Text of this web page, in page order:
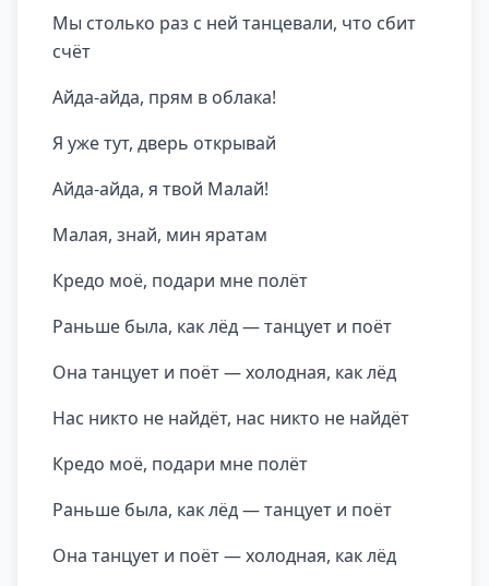
Мы столько раз с ней танцевали, что сбит
счёт
Айда-айда, прям в облака!
Я уже тут, дверь открывай
Айда-айда, я твой Малай!
Малая, знай, мин яратам
Кредо моё, подари мне полёт
Раньше была, как лёд — танцует и поёт
Она танцует и поёт — холодная, как лёд
Нас никто не найдёт, нас никто не найдёт
Кредо моё, подари мне полёт
Раньше была, как лёд — танцует и поёт
Она танцует и поёт — холодная, как лёд